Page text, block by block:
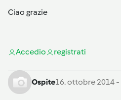
Ciao grazie
Accedio registrati
Ospite16. ottobre 2014 -